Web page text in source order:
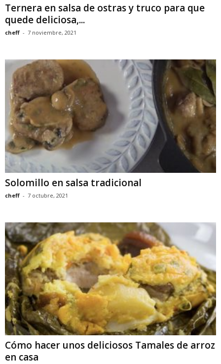
Ternera en salsa de ostras y truco para que
quede deliciosa,...
cheff - 7 noviembre, 2021
Solomillo en salsa tradicional
cheff - 7 octubre, 2021
Cómo hacer unos deliciosos Tamales de arroz
en casa